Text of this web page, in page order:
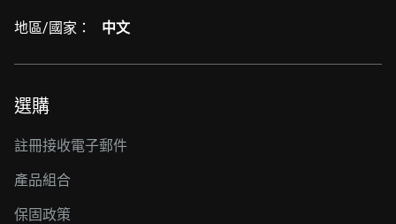
地區/國家： 中文
選購
註冊接收電子郵件
產品組合
保固政策